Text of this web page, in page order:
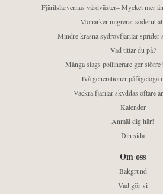
Fjärilslarvernas värdväxter– Mycket mer
Monarker migrerar söderut
Mindre kräsna sydrovfjärilar sprider
Vad tittar du på?
Många slags pollinerare ger
Två generationer påfågelöga
Vackra fjärilar skyddas oftare
Kalender
Anmäl dig här!
Din sida
Om oss
Bakgrund
Vad gör vi